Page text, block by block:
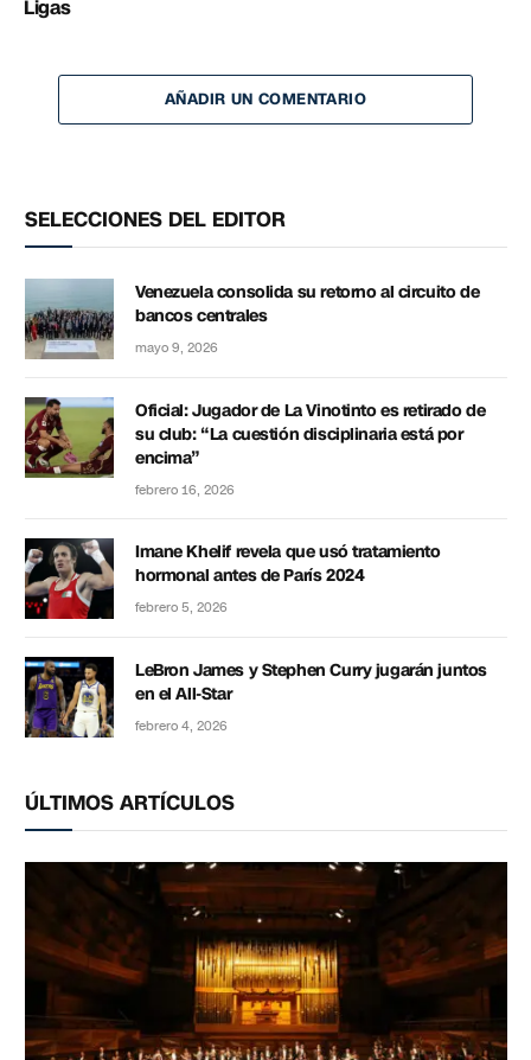
Ligas
AÑADIR UN COMENTARIO
SELECCIONES DEL EDITOR
Venezuela consolida su retorno al circuito de
bancos centrales
mayo 9, 2026
Oficial: Jugador de La Vinotinto es retirado de
su club: “La cuestión disciplinaria está por
encima”
febrero 16, 2026
Imane Khelif revela que usó tratamiento
hormonal antes de París 2024
febrero 5, 2026
LeBron James y Stephen Curry jugarán juntos
en el All-Star
febrero 4, 2026
ÚLTIMOS ARTÍCULOS